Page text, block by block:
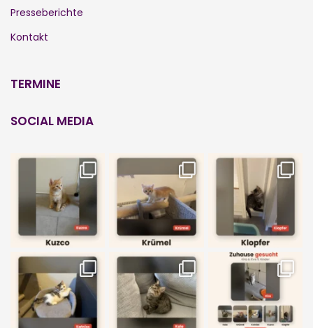
Presseberichte
Kontakt
TERMINE
SOCIAL MEDIA